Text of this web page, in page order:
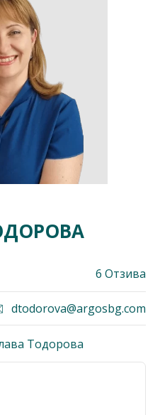
6 Отзива
dtodorova@argosbg.com
Тодорова